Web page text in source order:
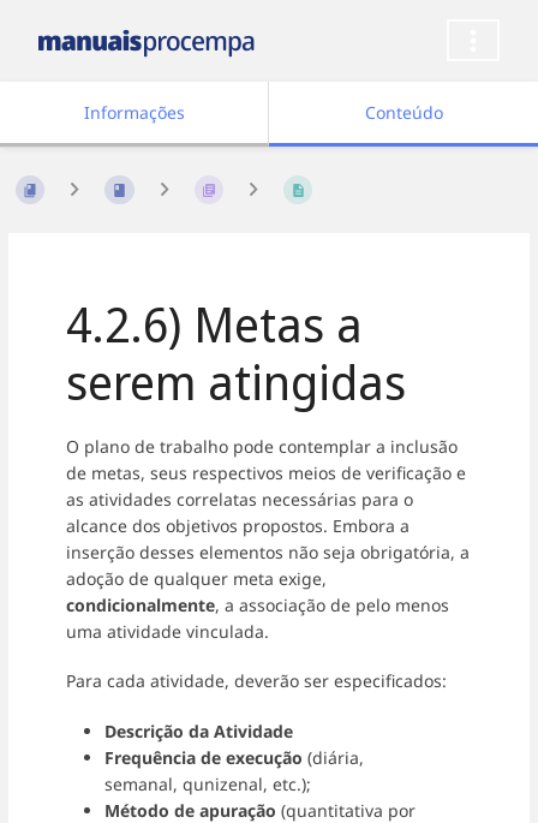
Informações Conteúdo
4.2.6) Metas a
serem atingidas
O plano de trabalho pode contemplar a inclusão
de metas, seus respectivos meios de verificação e
as atividades correlatas necessárias para o
alcance dos objetivos propostos. Embora a
inserção desses elementos não seja obrigatória, a
adoção de qualquer meta exige,
condicionalmente, a associação de pelo menos
uma atividade vinculada.
Para cada atividade, deverão ser especificados:
Descrição da Atividade
Frequência de execução (diária,
semanal, qunizenal, etc.);
Método de apuração (quantitativa por